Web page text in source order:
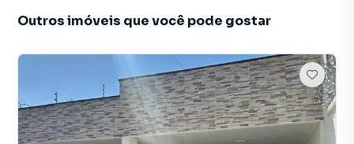
Outros imóveis que você pode gostar